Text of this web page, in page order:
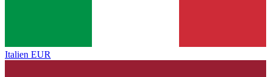
Italien EUR